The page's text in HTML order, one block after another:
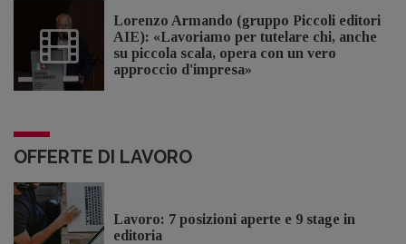
Lorenzo Armando (gruppo Piccoli editori
AIE): «Lavoriamo per tutelare chi, anche
su piccola scala, opera con un vero
approccio d'impresa»
OFFERTE DI LAVORO
Lavoro: 7 posizioni aperte e 9 stage in
editoria